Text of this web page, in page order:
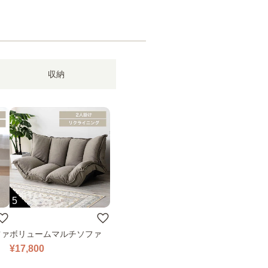
収納
5
ボリュームマルチソファ
¥17,800